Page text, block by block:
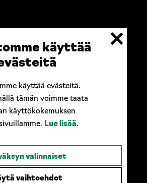
Oy
Ylihärmä
käyttää
käyttää evästeitä.
tämän voimme taata
käyttökokemuksen
Lue lisää.
valinnaiset
vaihtoehdot